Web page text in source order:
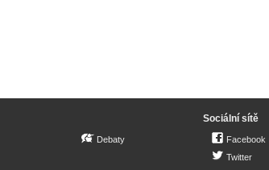
Debaty
Sociální sítě
Facebook
Twitter